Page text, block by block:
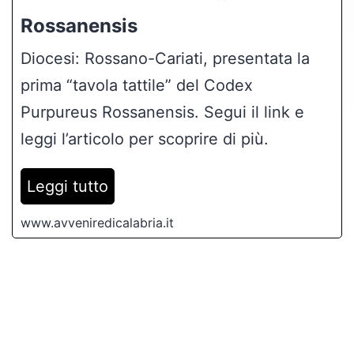
Rossanensis
Diocesi: Rossano-Cariati, presentata la
prima “tavola tattile” del Codex
Purpureus Rossanensis. Segui il link e
leggi l’articolo per scoprire di più.
Leggi tutto
www.avveniredicalabria.it